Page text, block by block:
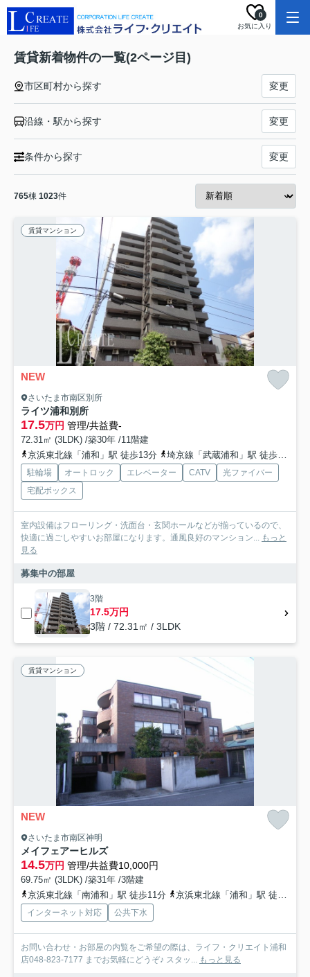
お気に入り
0
賃貸新着物件の一覧(2ページ目)
市区町村から探す 変更
沿線・駅から探す 変更
条件から探す 変更
765棟 1023件
賃貸マンション
NEW
さいたま市南区別所
ライツ浦和別所
17.5万円 管理/共益費-
72.31㎡ (3LDK) /築30年 /11階建
京浜東北線「浦和」駅 徒歩13分
埼京線「武蔵浦和」駅 徒歩14分
駐輪場 オートロック エレベーター CATV
光ファイバー
宅配ボックス
室内設備はフローリング・洗面台・玄関ホールなどが揃っているので、
快適に過ごしやすいお部屋になります。通風良好のマンション... もっと
見る
募集中の部屋
3階
17.5万円
3階 / 72.31㎡ / 3LDK
賃貸マンション
NEW
さいたま市南区神明
メイフェアーヒルズ
14.5万円 管理/共益費10,000円
69.75㎡ (3LDK) /築31年 /3階建
京浜東北線「南浦和」駅 徒歩11分
京浜東北線「浦和」駅 徒歩21分
インターネット対応 公共下水
お問い合わせ・お部屋の内覧をご希望の際は、ライフ・クリエイト浦和
店048-823-7177 までお気軽にどうぞ♪ スタッ... もっと見る